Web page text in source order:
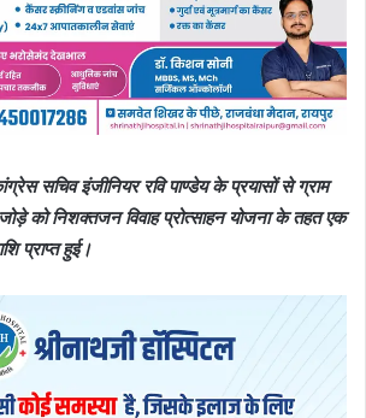
सचिव इंजीनियर रवि पाण्डेय के प्रयासों से ग्राम
को निशक्तजन विवाह प्रोत्साहन योजना के तहत एक
प्राप्त हुई।